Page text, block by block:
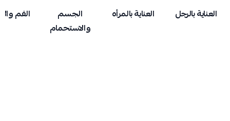
العناية بالرجل العناية بالمرأه
الجسم
والاستحمام
الفم